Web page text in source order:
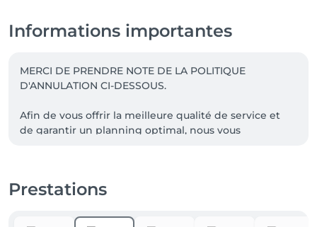
Informations importantes
MERCI DE PRENDRE NOTE DE LA POLITIQUE
D'ANNULATION CI-DESSOUS.
Afin de vous offrir la meilleure qualité de service et
de garantir un planning optimal, nous vous
   Toute annulation ou modification de rendez-vous
Prestations